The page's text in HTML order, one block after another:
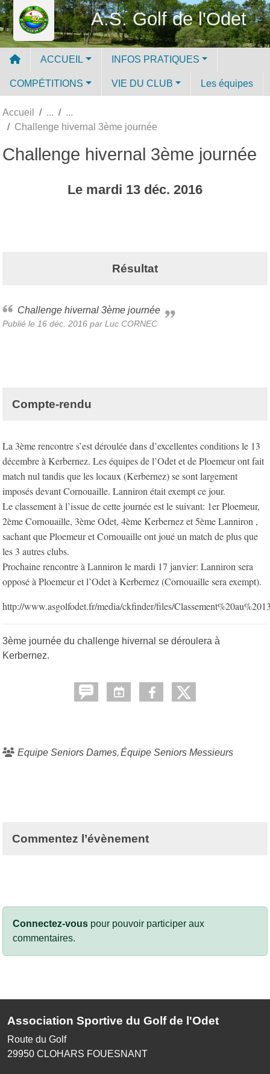
A.S. Golf de l'Odet
ACCUEIL INFOS PRATIQUES
COMPÉTITIONS VIE DU CLUB Les équipes
Accueil
Challenge hivernal 3ème journée
Challenge hivernal 3ème journée
Le mardi 13 déc. 2016
Résultat
Challenge hivernal 3ème journée
Publié le 16 déc. 2016 par Luc CORNEC
Compte-rendu
La 3ème rencontre s’est déroulée dans d’excellentes conditions le 13
décembre à Kerbernez. Les équipes de l’Odet et de Ploemeur ont fait
match nul tandis que les locaux (Kerbernez) se sont largement
imposés devant Cornouaille. Lanniron était exempt ce jour.
Le classement à l’issue de cette journée est le suivant: 1er Ploemeur,
2ème Cornouaille, 3ème Odet, 4ème Kerbernez et 5ème Lanniron ,
sachant que Ploemeur et Cornouaille ont joué un match de plus que
les 3 autres clubs.
Prochaine rencontre à Lanniron le mardi 17 janvier: Lanniron sera
opposé à Ploemeur et l’Odet à Kerbernez (Cornouaille sera exempt).
http://www.asgolfodet.fr/media/ckfinder/files/
3ème journée du challenge hivernal se déroulera à
Kerbernez.
Equipe Seniors Dames Équipe Seniors Messieurs
Commentez l’évènement
Connectez-vous pour pouvoir participer aux
commentaires.
Association Sportive du Golf de l'Odet
Route du Golf
29950 CLOHARS FOUESNANT
Panneau de gestion des cookies